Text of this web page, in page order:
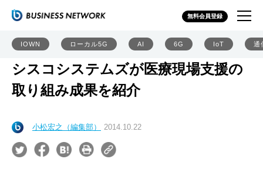
無料会員登録
IOWN ローカル5G AI 6G IoT 通
シスコシステムズが医療現場支援の
取り組み成果を紹介
小松宏之（編集部） 2014.10.22